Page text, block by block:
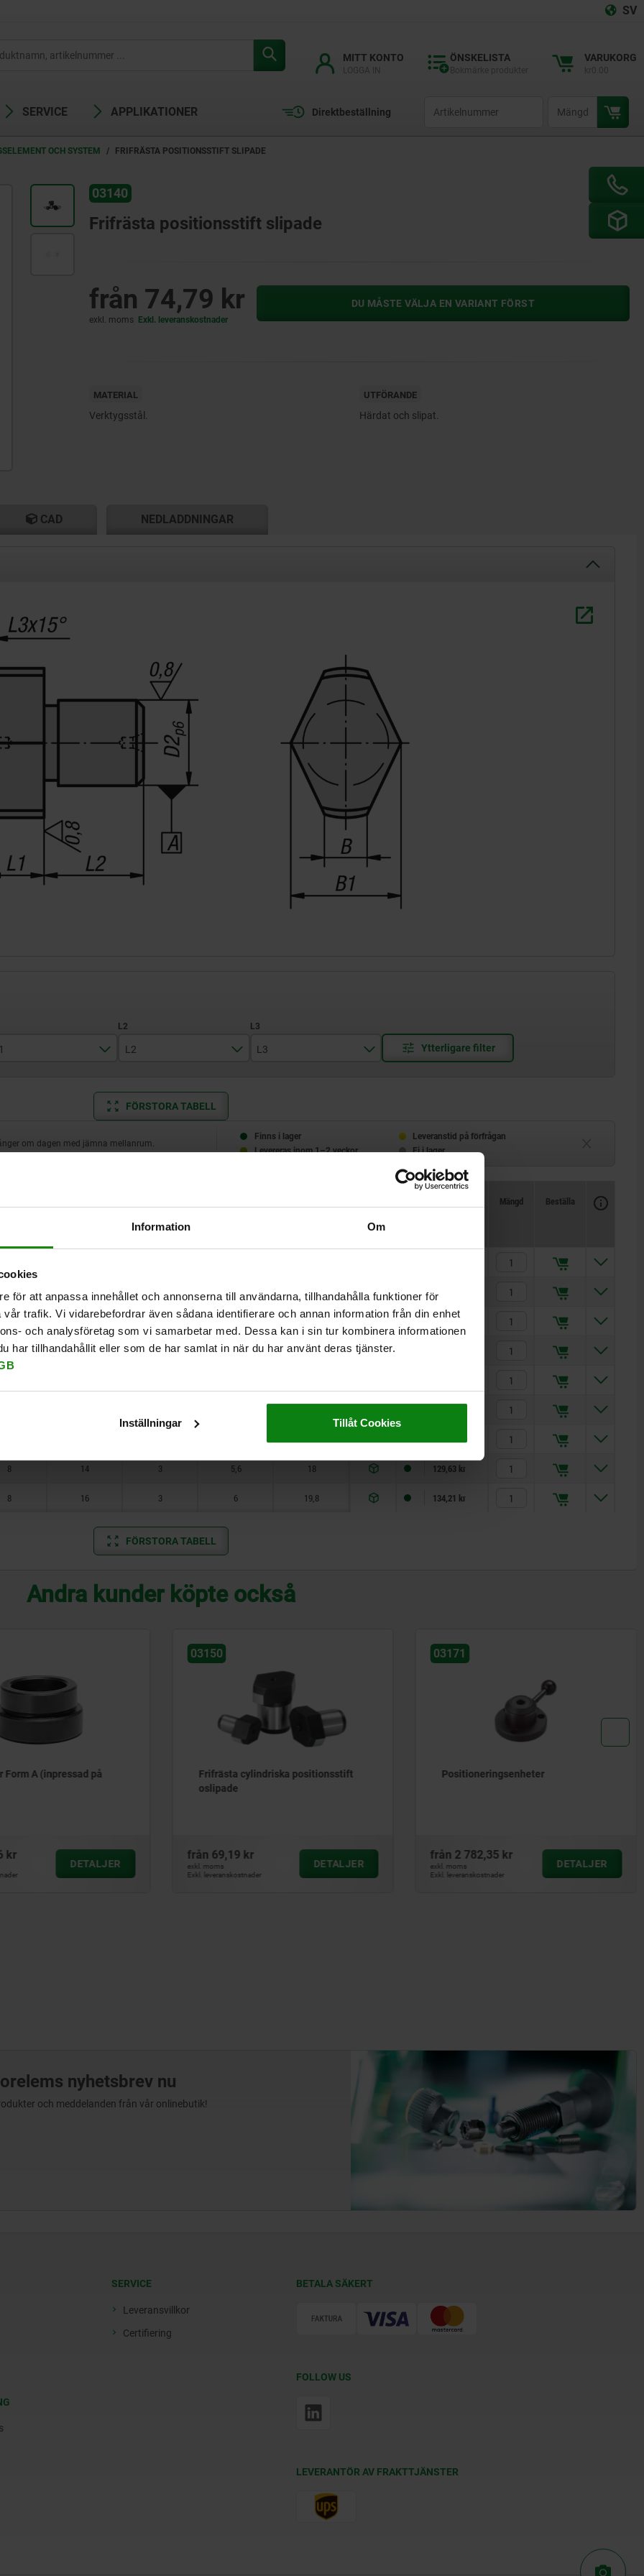
Information Om
för att anpassa innehållet och annonserna till användarna, tillhandahålla funktioner för
trafik. Vi vidarebefordrar även sådana identifierare och annan information från din enhet
och analysföretag som vi samarbetar med. Dessa kan i sin tur kombinera informationen
har tillhandahållit eller som de har samlat in när du har använt deras tjänster.
Inställningar Tillåt Cookies
SV
MITT KONTO ÖNSKELISTA VARUKORG
SERVICE APPLIKATIONER Direktbeställning
OCH SYSTEM FRIFRÄSTA POSITIONSSTIFT SLIPADE
03140
Frifrästa positionsstift slipade
från 74,79 kr
exkl. moms Exkl. leveranskostnader
DU MÅSTE VÄLJA EN VARIANT FÖRST
MATERIAL
Verktygsstål.
UTFÖRANDE
Härdat och slipat.
CAD NEDLADDNINGAR
L2
10
L3
FÖRSTORA TABELL
om dagen med jämna mellanrum.
Finns i lager
Leveranstid på förfrågan
Levereras inom 1–2 veckor
Ej i lager
Mängd Beställa
8 8 2 3 8,6 82,82 kr
8 10 2 3 9,8 86,18 kr
8 10 3 3,5 11,2
115,38 kr
8 14 3 5,6 18 129,63 kr
8 16 3 6 19,8 134,21 kr
FÖRSTORA TABELL
Andra kunder köpte också
Form A (inpressad på
kr
DETALJER
03150
Frifrästa cylindriska positionsstift
oslipade
från 69,19 kr
exkl. moms
Exkl. leveranskostnader
DETALJER
03171
Positioneringsenheter
från 2 782,35 kr
exkl. moms
Exkl. leveranskostnader
DETALJER
nyhetsbrev nu
och meddelanden från vår onlinebutik!
SERVICE
Leveransvillkor
Certifiering
BETALA SÄKERT
FOLLOW US
LEVERANTÖR AV FRAKTTJÄNSTER